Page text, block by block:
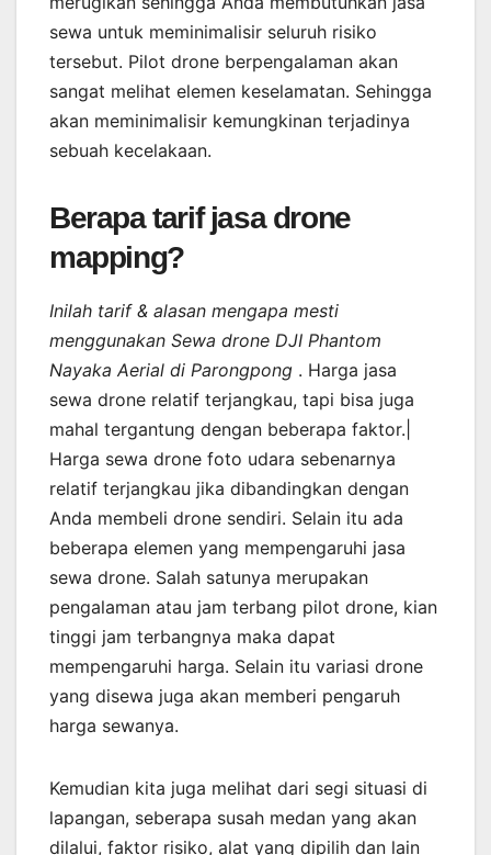
sewa untuk meminimalisir seluruh risiko
tersebut. Pilot drone berpengalaman akan
sangat melihat elemen keselamatan. Sehingga
akan meminimalisir kemungkinan terjadinya
sebuah kecelakaan.
Berapa tarif jasa drone
mapping?
Inilah tarif & alasan mengapa mesti
menggunakan Sewa drone DJI Phantom
Nayaka Aerial di Parongpong . Harga jasa
sewa drone relatif terjangkau, tapi bisa juga
mahal tergantung dengan beberapa faktor.|
Harga sewa drone foto udara sebenarnya
relatif terjangkau jika dibandingkan dengan
Anda membeli drone sendiri. Selain itu ada
beberapa elemen yang mempengaruhi jasa
sewa drone. Salah satunya merupakan
pengalaman atau jam terbang pilot drone, kian
tinggi jam terbangnya maka dapat
mempengaruhi harga. Selain itu variasi drone
yang disewa juga akan memberi pengaruh
harga sewanya.
Kemudian kita juga melihat dari segi situasi di
lapangan, seberapa susah medan yang akan
dilalui, faktor risiko, alat yang dipilih dan lain